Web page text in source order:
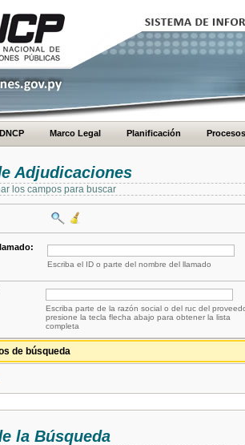
DNCP Marco Legal Planificación Procesos
Adjudicaciones
los campos para buscar
Escriba el ID o parte del nombre del llamado
Escriba parte de la razón social o del ruc del
presione la tecla flecha abajo para obtener la lista
completa
de búsqueda
la Búsqueda